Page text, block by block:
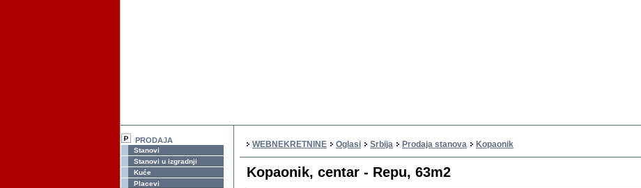
PRODAJA
Stanovi
Stanovi u izgradnji
Kuće
Placevi
WEBNEKRETNINE Oglasi Srbija Prodaja stanova Kopaonik
Kopaonik, centar - Repu, 63m2